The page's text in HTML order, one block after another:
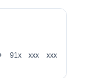
91x xxx xxx